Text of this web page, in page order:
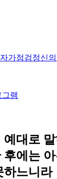
가점검정신
램
대로
후에는
하느니라